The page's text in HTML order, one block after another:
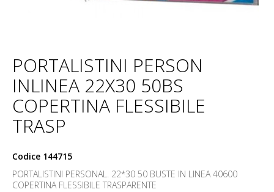
PORTALISTINI PERSON
INLINEA 22X30 50BS
COPERTINA FLESSIBILE
TRASP
Codice 144715
PORTALISTINI PERSONAL. 22*30 50 BUSTE IN LINEA 40600
COPERTINA FLESSIBILE TRASPARENTE